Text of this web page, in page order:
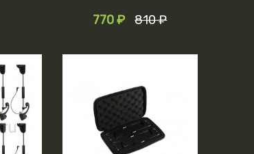
770 ₽ 810 ₽